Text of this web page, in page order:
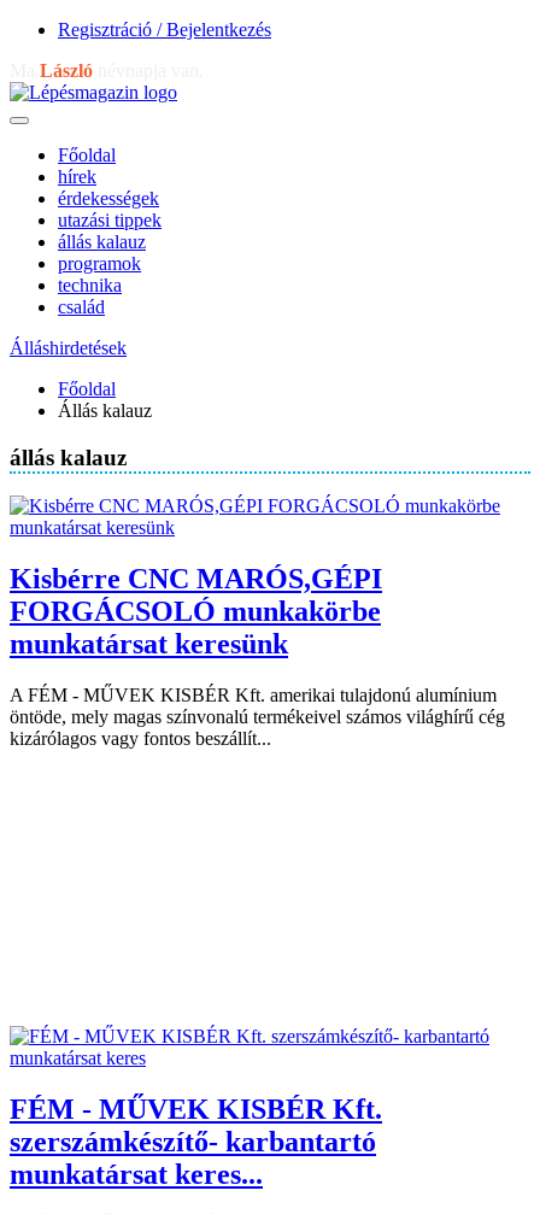
Regisztráció / Bejelentkezés
László
Főoldal
hírek
érdekességek
utazási tippek
állás kalauz
programok
technika
család
Álláshirdetések
Főoldal
Állás kalauz
állás kalauz
Kisbérre CNC MARÓS,GÉPI
FORGÁCSOLÓ munkakörbe
munkatársat keresünk
A FÉM - MŰVEK KISBÉR Kft. amerikai tulajdonú alumínium
öntöde, mely magas színvonalú termékeivel számos világhírű cég
kizárólagos vagy fontos beszállít...
FÉM - MŰVEK KISBÉR Kft.
szerszámkészítő- karbantartó
munkatársat keres...